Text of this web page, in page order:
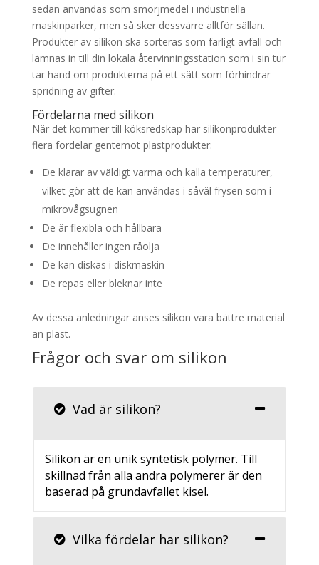
sedan användas som smörjmedel i industriella
maskinparker, men så sker dessvärre alltför sällan.
Produkter av silikon ska sorteras som farligt avfall och
lämnas in till din lokala återvinningsstation som i sin tur
tar hand om produkterna på ett sätt som förhindrar
spridning av gifter.
Fördelarna med silikon
När det kommer till köksredskap har silikonprodukter
flera fördelar gentemot plastprodukter:
De klarar av väldigt varma och kalla temperaturer,
vilket gör att de kan användas i såväl frysen som i
mikrovågsugnen
De är flexibla och hållbara
De innehåller ingen råolja
De kan diskas i diskmaskin
De repas eller bleknar inte
Av dessa anledningar anses silikon vara bättre material
än plast.
Frågor och svar om silikon
Vad är silikon?
Silikon är en unik syntetisk polymer. Till
skillnad från alla andra polymerer är den
baserad på grundavfallet kisel.
Vilka fördelar har silikon?